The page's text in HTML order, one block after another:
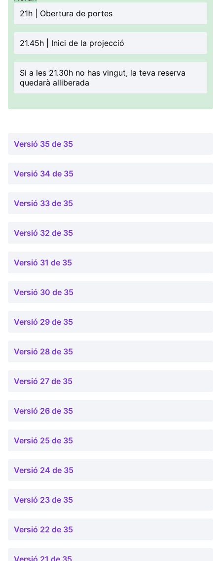
21h | Obertura de portes
21.45h | Inici de la projecció
Si a les 21.30h no has vingut, la teva reserva
quedarà alliberada
Versió 35 de 35
Versió 34 de 35
Versió 33 de 35
Versió 32 de 35
Versió 31 de 35
Versió 30 de 35
Versió 29 de 35
Versió 28 de 35
Versió 27 de 35
Versió 26 de 35
Versió 25 de 35
Versió 24 de 35
Versió 23 de 35
Versió 22 de 35
Versió 21 de 35